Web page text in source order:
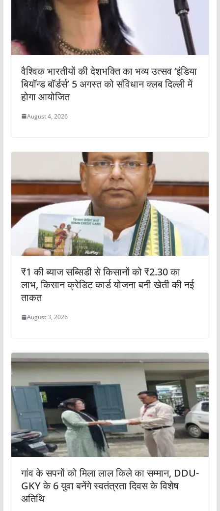
वैश्विक भारतीयों की देशभक्ति का भव्य उत्सव ‘इंडिया
बियॉन्ड बॉर्डर्स’ 5 अगस्त को संविधान क्लब दिल्ली में
होगा आयोजित
August 4, 2026
₹1 की ब्याज सब्सिडी से किसानों को ₹2.30 का
लाभ, किसान क्रेडिट कार्ड योजना बनी खेती की नई
ताकत
August 3, 2026
गांव के सपनों को मिला लाल किले का सम्मान, DDU-
GKY के 6 युवा बनेंगे स्वतंत्रता दिवस के विशेष
अतिथि